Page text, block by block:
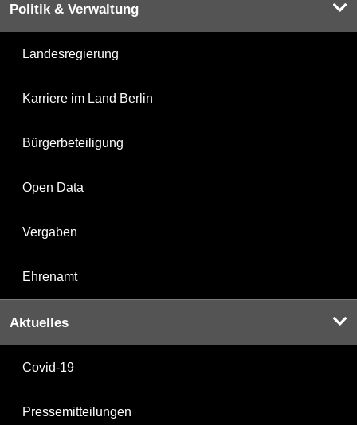
Politik & Verwaltung
Landesregierung
Karriere im Land Berlin
Bürgerbeteiligung
Open Data
Vergaben
Ehrenamt
Aktuelles
Covid-19
Pressemitteilungen